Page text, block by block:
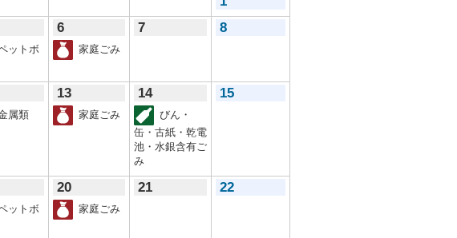
ットボ
6
家庭ごみ
7 8
属類
13
家庭ごみ
14
びん・
缶・古紙・乾電
池・水銀含有ご
み
15
ットボ
20
家庭ごみ
21 22